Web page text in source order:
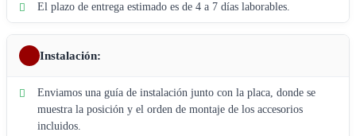
El plazo de entrega estimado es de 4 a 7 días laborables.
Instalación:
Enviamos una guía de instalación junto con la placa, donde se
muestra la posición y el orden de montaje de los accesorios
incluidos.